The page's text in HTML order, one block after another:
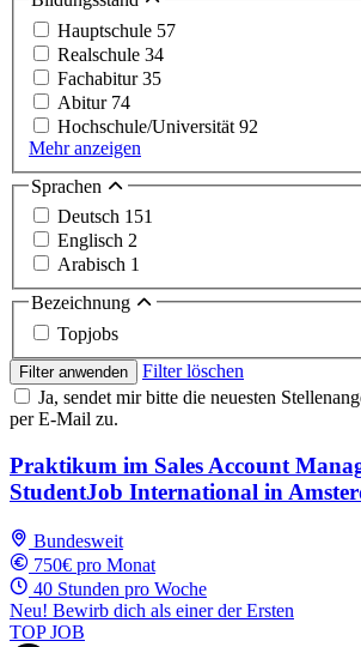
Hauptschule 57
Realschule 34
Fachabitur35
Abitur 74
Hochschule/Universität 92
Mehr anzeigen
Sprachen
Deutsch 151
Englisch 2
Arabisch 1
Bezeichnung
Topjobs
Filter anwenden
Filter löschen
Ja, sendet mir bitte die neuesten
per E-Mail zu.
Praktikum im Sales Account
StudentJob International in
Bundesweit
750€ pro Monat
40 Stunden pro Woche
Neu! Bewirb dich als einer der Ersten
TOP JOB